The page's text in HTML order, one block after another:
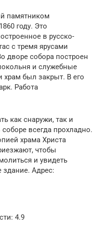
памятником
году. Это
в русско-
с тремя ярусами
дворе собора построен
и служебные
храм был закрыт. В его
Работа
как снаружи, так и
всегда прохладно.
храма Христа
чтобы
и увидеть
здание. Адрес:
4.9